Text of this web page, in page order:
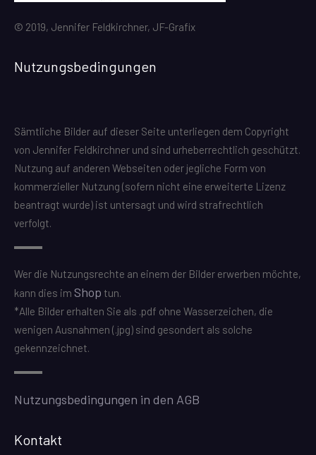
© 2019, Jennifer Feldkirchner, JF-Grafix
Nutzungsbedingungen
Sämtliche Bilder auf dieser Seite unterliegen dem Copyright
von Jennifer Feldkirchner und sind urheberrechtlich geschützt.
Nutzung auf anderen Webseiten oder jegliche Form von
kommerzieller Nutzung (sofern nicht eine erweiterte Lizenz
beantragt wurde) ist untersagt und wird strafrechtlich
verfolgt.
Wer die Nutzungsrechte an einem der Bilder erwerben möchte,
kann dies im Shop tun.
*Alle Bilder erhalten Sie als .pdf ohne Wasserzeichen, die
wenigen Ausnahmen (.jpg) sind gesondert als solche
gekennzeichnet.
Nutzungsbedingungen in den AGB
Kontakt